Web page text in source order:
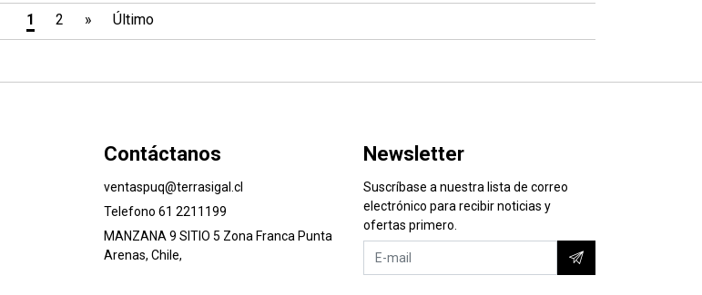
1 2 » Último
Contáctanos
ventaspuq@terrasigal.cl
Telefono 61 2211199
MANZANA 9 SITIO 5 Zona Franca Punta
Arenas, Chile,
Newsletter
Suscríbase a nuestra lista de correo
electrónico para recibir noticias y
ofertas primero.